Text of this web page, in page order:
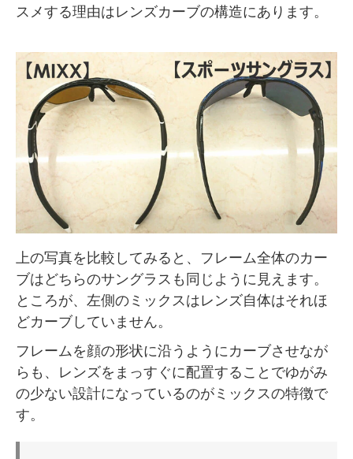
スメする理由はレンズカーブの構造にあります。
上の写真を比較してみると、フレーム全体のカー
ブはどちらのサングラスも同じように見えます。
ところが、左側のミックスはレンズ自体はそれほ
どカーブしていません。
フレームを顔の形状に沿うようにカーブさせなが
らも、レンズをまっすぐに配置することでゆがみ
の少ない設計になっているのがミックスの特徴で
す。